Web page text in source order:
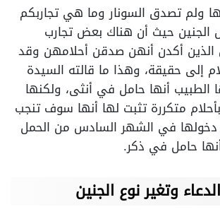
ولم تصدق السونار وما هي تجاربكم
الجنين حيث أن هناك بعض تجارب
الذين أكدن أنهن صدقن أحلامهن وقد
إلى حقيقة، وهذا ما قالته السيدة
الطبيب أنها حامل في أنثى، ولكنها
متكررة تثبت لها أنها سوف تنجب
دخولها في الشهر السادس من الحمل
حامل في ذكر.
وتغير نوع الجنين